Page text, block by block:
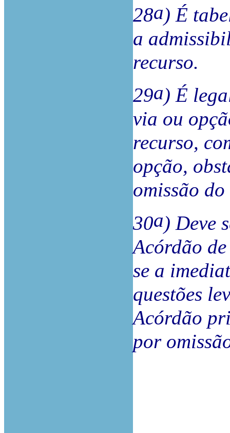
28a) É
a
recurso.
29a) É
via ou
recurso,
opção,
omissão
30a) Deve
Acórdão
se a
questões
Acórdão
por